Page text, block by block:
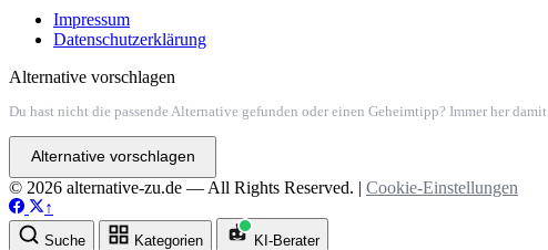
Impressum
Datenschutzerklärung
Alternative vorschlagen
Du hast nicht die passende Alternative gefunden oder einen Geheimtipp? Immer her
Alternative vorschlagen
© 2026 alternative-zu.de — All Rights Reserved. | Cookie-Einstellungen
↑
Suche Kategorien KI-Berater